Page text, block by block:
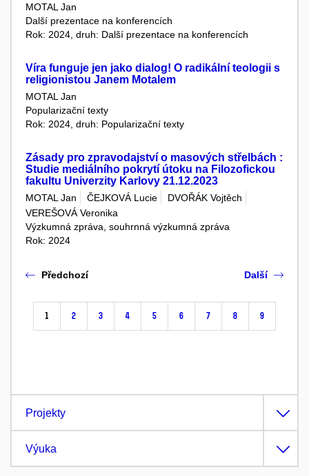
MOTAL Jan
Další prezentace na konferencích
Rok: 2024, druh: Další prezentace na konferencích
Víra funguje jen jako dialog! O radikální teologii s
religionistou Janem Motalem
MOTAL Jan
Popularizační texty
Rok: 2024, druh: Popularizační texty
Zásady pro zpravodajství o masových střelbách :
Studie mediálního pokrytí útoku na Filozofickou
fakultu Univerzity Karlovy 21.12.2023
MOTAL Jan ČEJKOVÁ Lucie
DVOŘÁK Vojtěch
VEREŠOVÁ Veronika
Výzkumná zpráva, souhrnná výzkumná zpráva
Rok: 2024
Předchozí
1 2 3 4 5 6 7 8 9
Další
Projekty
Výuka